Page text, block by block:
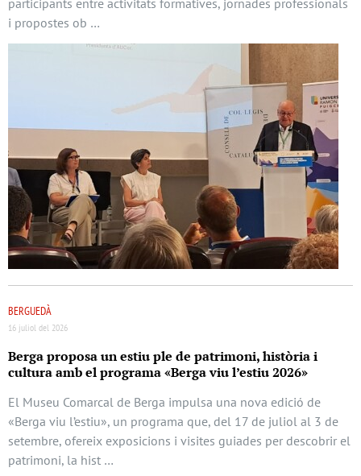
i propostes ob …
BERGUEDÀ
16 juliol del 2026
Berga proposa un estiu ple de patrimoni, història i
cultura amb el programa «Berga viu l’estiu 2026»
El Museu Comarcal de Berga impulsa una nova edició de
«Berga viu l’estiu», un programa que, del 17 de juliol al 3 de
setembre, ofereix exposicions i visites guiades per descobrir el
patrimoni, la hist …